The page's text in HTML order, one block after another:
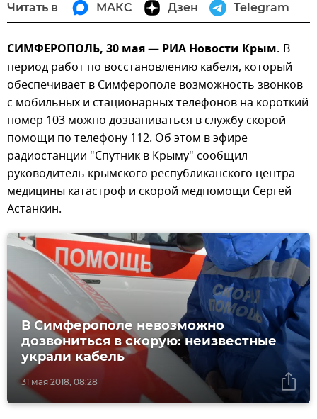
Читать в МАКС Дзен Telegram
СИМФЕРОПОЛЬ, 30 мая — РИА Новости Крым. В
период работ по восстановлению кабеля, который
обеспечивает в Симферополе возможность звонков
с мобильных и стационарных телефонов на короткий
номер 103 можно дозваниваться в службу скорой
помощи по телефону 112. Об этом в эфире
радиостанции "Спутник в Крыму" сообщил
руководитель крымского республиканского центра
медицины катастроф и скорой медпомощи Сергей
Астанкин.
31 мая 2018, 08:28
В Симферополе невозможно
дозвониться в скорую: неизвестные
украли кабель